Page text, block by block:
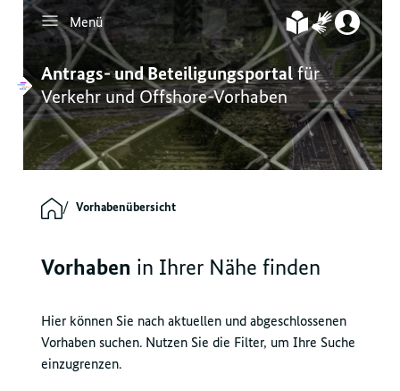
Inhalt
Hauptmenü
Servicenavigation
Footernavigation
Menü
Antrags- und Beteiligungsportalfür
Verkehr und Offshore-Vorhaben
Vorhabenübersicht
Vorhaben in Ihrer Nähe finden
Hier können Sie nach aktuellen und abgeschlossenen
Vorhaben suchen. Nutzen Sie die Filter, um Ihre Suche
einzugrenzen.